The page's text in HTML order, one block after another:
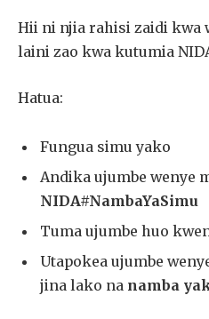
Hii ni njia rahisi zaidi kwa
laini zao kwa kutumia
Hatua:
Fungua simu yako
Andika ujumbe wenye
NIDA#NambaYaSimu
Tuma ujumbe huo
Utapokea ujumbe
jina lako na namba